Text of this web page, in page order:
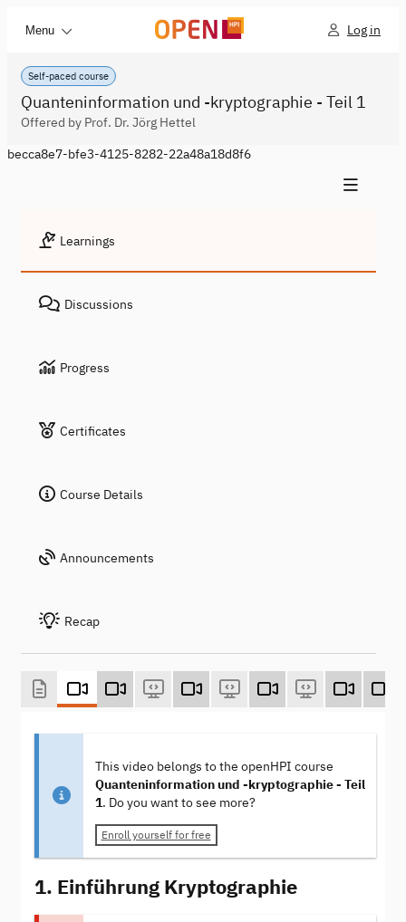
Menu Log in
Self-paced course
Quanteninformation und -kryptographie - Teil 1
Offered by Prof. Dr. Jörg Hettel
becca8e7-bfe3-4125-8282-22a48a18d8f6
Learnings
Discussions
Progress
Certificates
Course Details
Announcements
Recap
This video belongs to the openHPI course
Quanteninformation und -kryptographie - Teil
1. Do you want to see more?
Enroll yourself for free
1. Einführung Kryptographie